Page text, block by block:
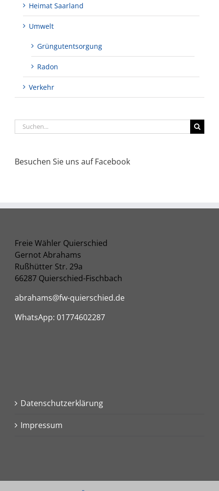
Heimat Saarland
Umwelt
Grüngutentsorgung
Radon
Verkehr
Suche
nach:
Besuchen Sie uns auf Facebook
Freie Wähler Quierschied
Gernot Abrahams
Rußhütter Str. 29a
66287 Quierschied-Fischbach
abrahams@fw-quierschied.de
WhatsApp: 01774602287
Datenschutzerklärung
Impressum